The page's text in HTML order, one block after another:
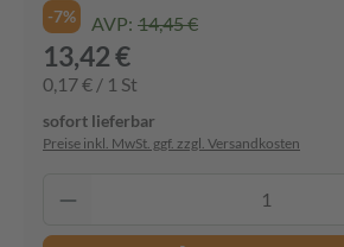
-7% AVP: 14,45 €
13,42 €
0,17 € / 1 St
sofort lieferbar
Preise inkl. MwSt. ggf. zzgl. Versandkosten